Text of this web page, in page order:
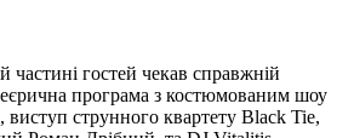
частині гостей чекав справжній
програма з костюмованим шоу
виступ струнного квартету Black Tie,